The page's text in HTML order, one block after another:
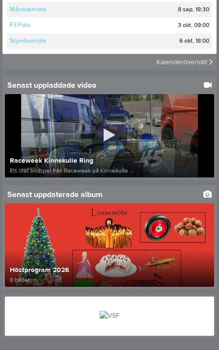
Månadsmöte 8 sep, 18:30
F3 Foto 3 okt, 09:00
Styrelsemöte 6 okt, 18:00
Kalenderöversikt
Senast uppladdade video
Raceweek Kinnekulle Ring
Ett litet bildspel från Raceweek på Kinnekulle ...
Senast uppdaterade album
Höstprogram 2026
8 bilder